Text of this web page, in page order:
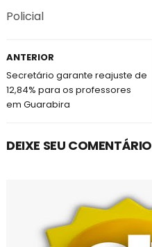
Policial
ANTERIOR
Secretário garante reajuste de
12,84% para os professores
em Guarabira
DEIXE SEU COMENTÁRIO